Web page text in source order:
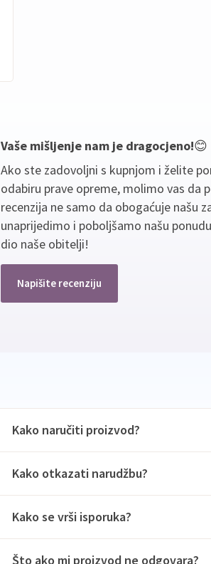
Vaše mišljenje nam je dragocjeno!😊
Ako ste zadovoljni s kupnjom i želite
odabiru prave opreme, molimo vas da
recenzija ne samo da obogaćuje našu
unaprijedimo i poboljšamo našu
dio naše obitelji!
Napišite recenziju
Kako naručiti proizvod?
Kako otkazati narudžbu?
Kako se vrši isporuka?
Što ako mi proizvod ne odgovara?